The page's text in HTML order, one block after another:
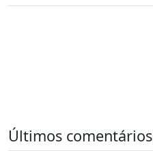
Últimos comentários